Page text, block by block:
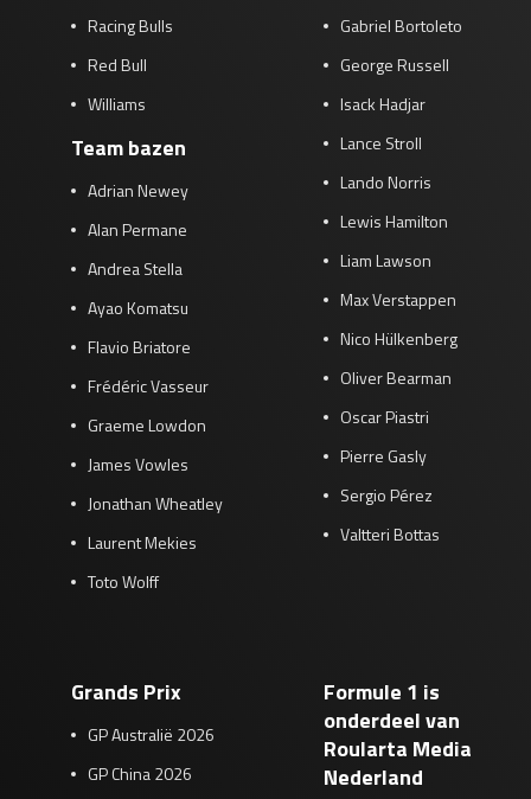
Racing Bulls
Red Bull
Williams
Team bazen
Adrian Newey
Alan Permane
Andrea Stella
Ayao Komatsu
Flavio Briatore
Frédéric Vasseur
Graeme Lowdon
James Vowles
Jonathan Wheatley
Laurent Mekies
Toto Wolff
Gabriel Bortoleto
George Russell
Isack Hadjar
Lance Stroll
Lando Norris
Lewis Hamilton
Liam Lawson
Max Verstappen
Nico Hülkenberg
Oliver Bearman
Oscar Piastri
Pierre Gasly
Sergio Pérez
Valtteri Bottas
Grands Prix
GP Australië 2026
GP China 2026
Formule 1 is
onderdeel van
Roularta Media
Nederland